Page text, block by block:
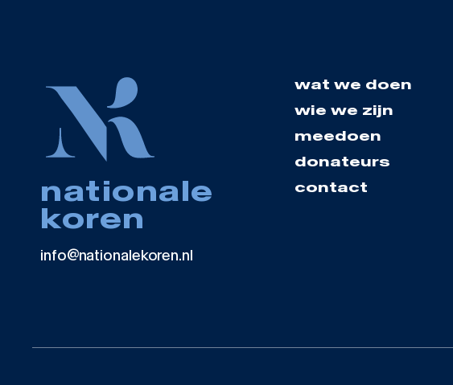
nationale
koren
info@nationalekoren.nl
wat we doen
wie we zijn
meedoen
donateurs
contact